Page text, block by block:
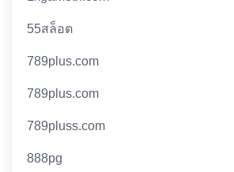
55สล็อต
789plus.com
789plus.com
789pluss.com
888pg